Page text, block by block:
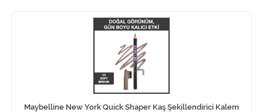
Maybelline New York Quick Shaper Kaş Şekillendirici Kalem